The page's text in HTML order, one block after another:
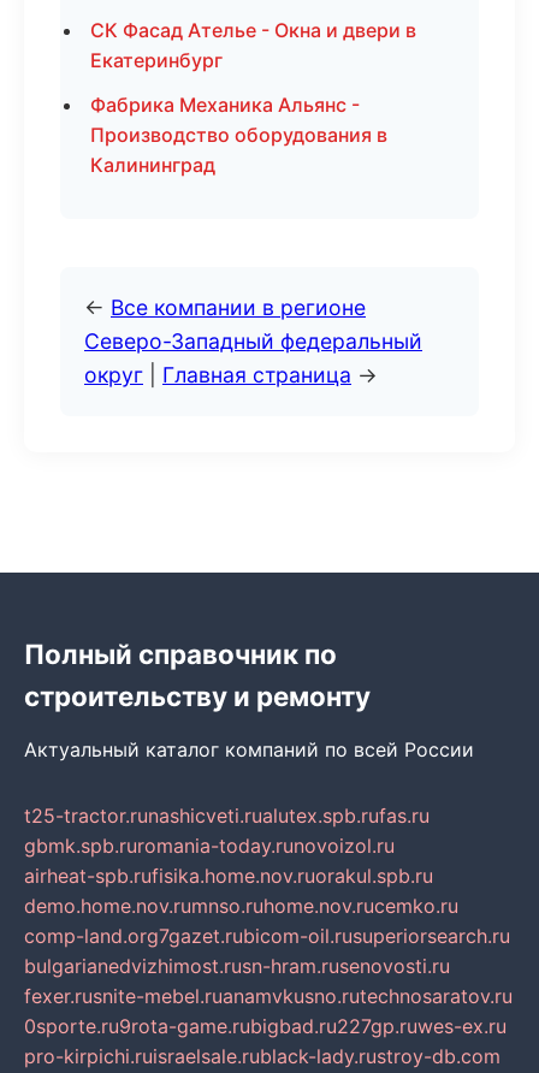
СК Фасад Ателье - Окна и двери в
Екатеринбург
Фабрика Механика Альянс -
Производство оборудования в
Калининград
← Все компании в регионе
Северо-Западный федеральный
округ
Главная страница →
Полный справочник по
строительству и ремонту
Актуальный каталог компаний по всей России
t25-tractor.runashicveti.rualutex.spb.rufas.ru
gbmk.spb.ruromania-today.runovoizol.ru
airheat-spb.rufisika.home.nov.ruorakul.spb.ru
demo.home.nov.rumnso.ruhome.nov.rucemko.ru
comp-land.org7gazet.rubicom-oil.rusuperiorsearch.ru
bulgarianedvizhimost.rusn-hram.rusenovosti.ru
fexer.rusnite-mebel.ruanamvkusno.rutechnosaratov.ru
0sporte.ru9rota-game.rubigbad.ru227gp.ruwes-ex.ru
pro-kirpichi.ruisraelsale.rublack-lady.rustroy-db.com